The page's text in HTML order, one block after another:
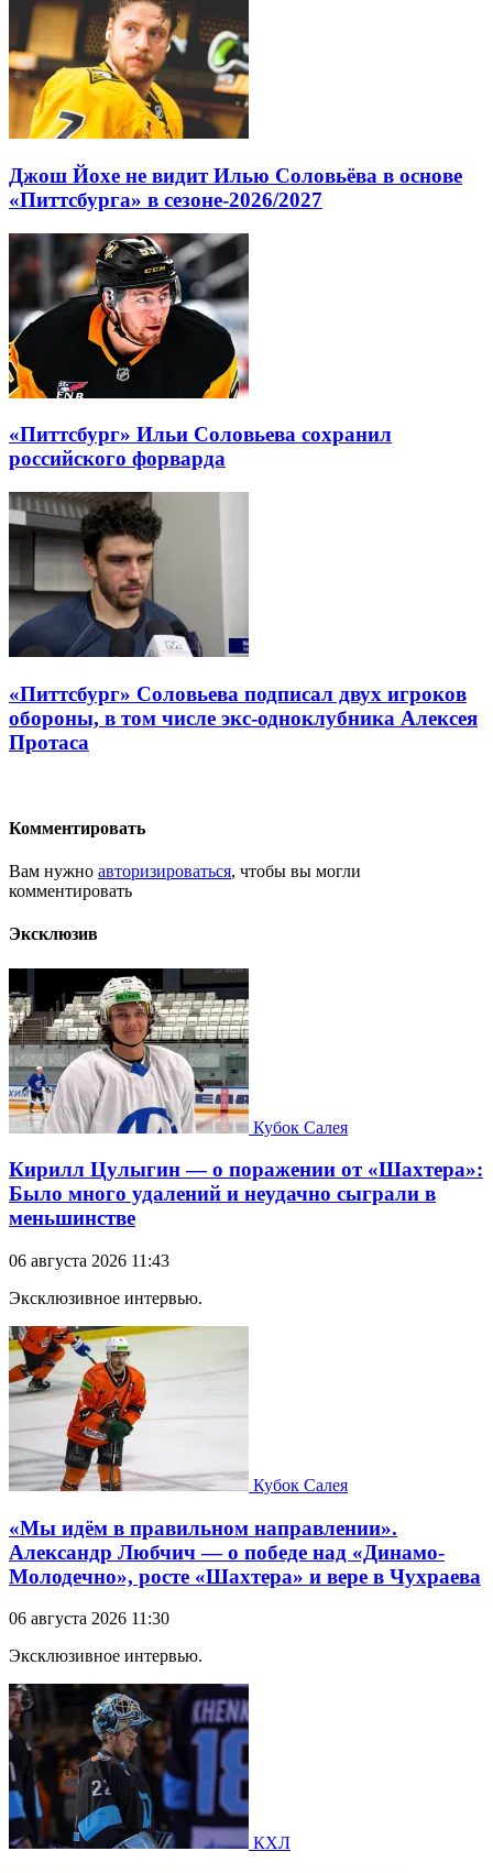
Джош Йохе не видит Илью Соловьёва в основе
«Питтсбурга» в сезоне-2026/2027
«Питтсбург» Ильи Соловьева сохранил
российского форварда
«Питтсбург» Соловьева подписал двух игроков
обороны, в том числе экс-одноклубника Алексея
Протаса
Комментировать
Вам нужно авторизироваться, чтобы вы могли
комментировать
Эксклюзив
Кубок Салея
Кирилл Цулыгин — о поражении от «Шахтера»:
Было много удалений и неудачно сыграли в
меньшинстве
06 августа 2026 11:43
Эксклюзивное интервью.
Кубок Салея
«Мы идём в правильном направлении».
Александр Любчич — о победе над «Динамо-
Молодечно», росте «Шахтера» и вере в Чухраева
06 августа 2026 11:30
Эксклюзивное интервью.
КХЛ